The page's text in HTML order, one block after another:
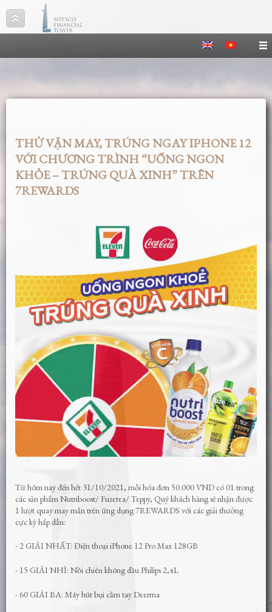
THỬ VẬN MAY, TRÚNG NGAY IPHONE 12
VỚI CHƯƠNG TRÌNH “UỐNG NGON
KHỎE – TRÚNG QUÀ XINH” TRÊN
7REWARDS
Từ hôm nay đến hết 31/10/2021, mỗi hóa đơn 50.000 VND có 01 trong
các sản phẩm Nutriboost/ Fuzetea/ Teppy, Quý khách hàng sẽ nhận được
1 lượt quay may mắn trên ứng dụng 7REWARDS với các giải thưởng
cực kỳ hấp dẫn:
- 2 GIẢI NHẤT: Điện thoại iPhone 12 Pro Max 128GB
- 15 GIẢI NHÌ: Nồi chiên không dầu Philips 2,4L
- 60 GIẢI BA: Máy hút bụi cầm tay Deerma